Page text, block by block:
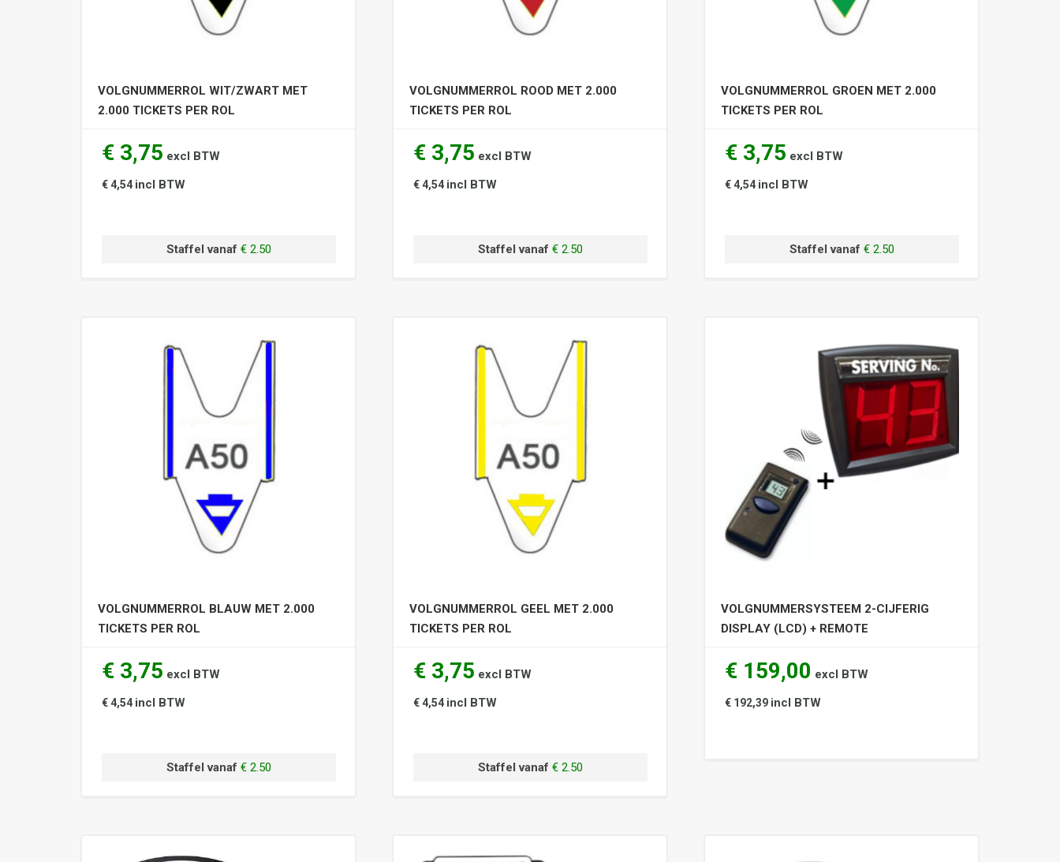
VOLGNUMMERROL WIT/ZWART MET
2.000 TICKETS PER ROL
€ 3,75 excl BTW
€ 4,54 incl BTW
Staffel vanaf € 2.50
VOLGNUMMERROL ROOD MET 2.000
TICKETS PER ROL
€ 3,75 excl BTW
€ 4,54 incl BTW
Staffel vanaf € 2.50
VOLGNUMMERROL GROEN MET 2.000
TICKETS PER ROL
€ 3,75 excl BTW
€ 4,54 incl BTW
Staffel vanaf € 2.50
VOLGNUMMERROL BLAUW MET 2.000
TICKETS PER ROL
€ 3,75 excl BTW
€ 4,54 incl BTW
Staffel vanaf € 2.50
VOLGNUMMERROL GEEL MET 2.000
TICKETS PER ROL
€ 3,75 excl BTW
€ 4,54 incl BTW
Staffel vanaf € 2.50
VOLGNUMMERSYSTEEM 2-CIJFERIG
DISPLAY (LCD) + REMOTE
€ 159,00 excl BTW
€ 192,39 incl BTW